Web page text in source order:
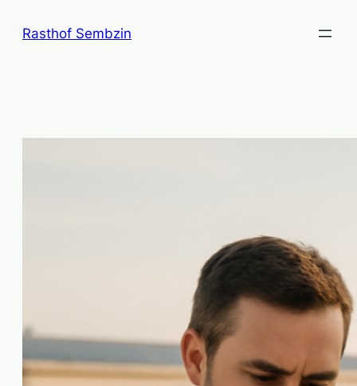
Inhalt
Rasthof Sembzin